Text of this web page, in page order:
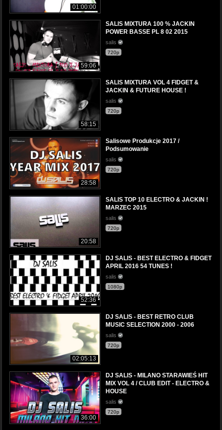
01:00:00
59:06
SALIS MIXTURA 100 % JACKIN
POWER BASSE PL 8 02 2015
salis
720p
58:15
SALIS MIXTURA VOL 4 FIDGET &
JACKIN & FUTURE HOUSE !
salis
720p
28:58
Salisowe Produkcje 2017 /
Podsumowanie
salis
720p
20:58
SALIS TOP 10 ELECTRO & JACKIN !
MARZEC 2015
salis
720p
52:36
DJ SALIS - BEST ELECTRO & FIDGET
APRIL 2016 54 TUNES !
salis
1080p
02:05:13
DJ SALIS - BEST RETRO CLUB
MUSIC SELECTION 2000 - 2006
salis
720p
36:00
DJ SALIS - MILANO STARAWIEŚ HIT
MIX VOL 4 / CLUB EDIT - ELECTRO &
HOUSE
salis
720p